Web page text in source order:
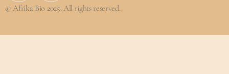
© Afrika Bio 2025. All rights reserved.